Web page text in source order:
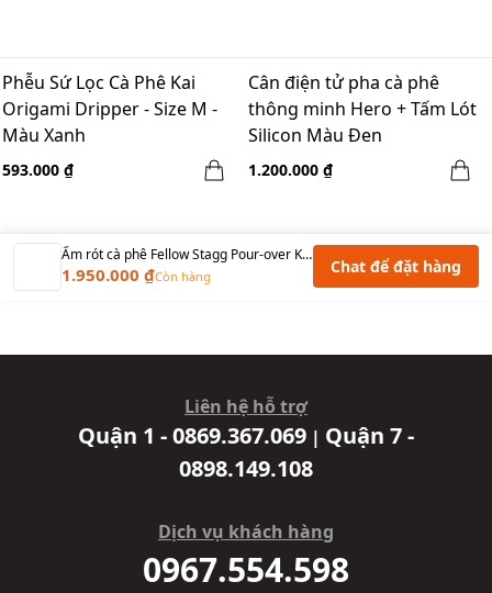
Phễu Sứ Lọc Cà Phê Kai
Origami Dripper - Size M -
Màu Xanh
593.000 ₫
Cân điện tử pha cà phê
thông minh Hero + Tấm Lót
Silicon Màu Đen
1.200.000 ₫
Ấm rót cà phê Fellow Stagg Pour-over Kettle Matte Black-1.0Lít
1.950.000 ₫Còn hàng Chat để đặt hàng
Liên hệ hỗ trợ
Quận 1 - 0869.367.069 | Quận 7 -
0898.149.108
Dịch vụ khách hàng
0967.554.598